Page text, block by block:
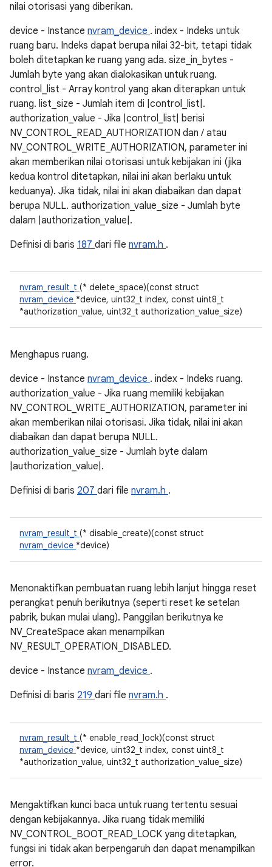
nilai otorisasi yang diberikan.
device - Instance nvram_device . index - Indeks untuk
ruang baru. Indeks dapat berupa nilai 32-bit, tetapi tidak
boleh ditetapkan ke ruang yang ada. size_in_bytes -
Jumlah byte yang akan dialokasikan untuk ruang.
control_list - Array kontrol yang akan diterapkan untuk
ruang. list_size - Jumlah item di |control_list|.
authorization_value - Jika |control_list| berisi
NV_CONTROL_READ_AUTHORIZATION dan / atau
NV_CONTROL_WRITE_AUTHORIZATION, parameter ini
akan memberikan nilai otorisasi untuk kebijakan ini (jika
kedua kontrol ditetapkan, nilai ini akan berlaku untuk
keduanya). Jika tidak, nilai ini akan diabaikan dan dapat
berupa NULL. authorization_value_size - Jumlah byte
dalam |authorization_value|.
Definisi di baris 187 dari file nvram.h .
nvram_result_t (* delete_space)(const struct
nvram_device *device, uint32_t index, const uint8_t
*authorization_value, uint32_t authorization_value_size)
Menghapus ruang.
device - Instance nvram_device . index - Indeks ruang.
authorization_value - Jika ruang memiliki kebijakan
NV_CONTROL_WRITE_AUTHORIZATION, parameter ini
akan memberikan nilai otorisasi. Jika tidak, nilai ini akan
diabaikan dan dapat berupa NULL.
authorization_value_size - Jumlah byte dalam
|authorization_value|.
Definisi di baris 207 dari file nvram.h .
nvram_result_t (* disable_create)(const struct
nvram_device *device)
Menonaktifkan pembuatan ruang lebih lanjut hingga reset
perangkat penuh berikutnya (seperti reset ke setelan
pabrik, bukan mulai ulang). Panggilan berikutnya ke
NV_CreateSpace akan menampilkan
NV_RESULT_OPERATION_DISABLED.
device - Instance nvram_device .
Definisi di baris 219 dari file nvram.h .
nvram_result_t (* enable_read_lock)(const struct
nvram_device *device, uint32_t index, const uint8_t
*authorization_value, uint32_t authorization_value_size)
Mengaktifkan kunci baca untuk ruang tertentu sesuai
dengan kebijakannya. Jika ruang tidak memiliki
NV_CONTROL_BOOT_READ_LOCK yang ditetapkan,
fungsi ini tidak akan berpengaruh dan dapat menampilkan
error.